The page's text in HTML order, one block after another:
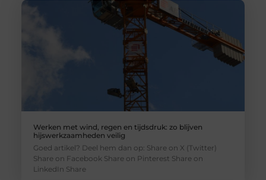
Werken met wind, regen en tijdsdruk: zo blijven
hijswerkzaamheden veilig
Goed artikel? Deel hem dan op: Share on X (Twitter)
Share on Facebook Share on Pinterest Share on
LinkedIn Share